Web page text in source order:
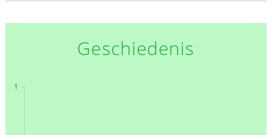
Geschiedenis